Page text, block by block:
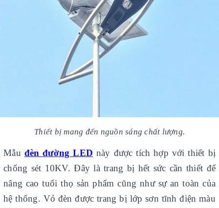
Thiết bị mang đến nguồn sáng chất lượng.
Mẫu đèn đường LED này được tích hợp với thiết bị
chống sét 10KV. Đây là trang bị hết sức cần thiết để
nâng cao tuổi thọ sản phẩm cũng như sự an toàn của
hệ thống. Vỏ đèn được trang bị lớp sơn tĩnh điện màu